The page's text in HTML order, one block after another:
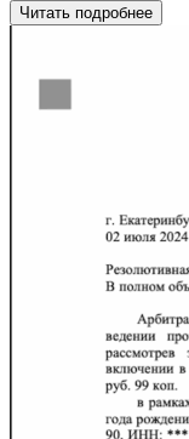
Читать подробнее